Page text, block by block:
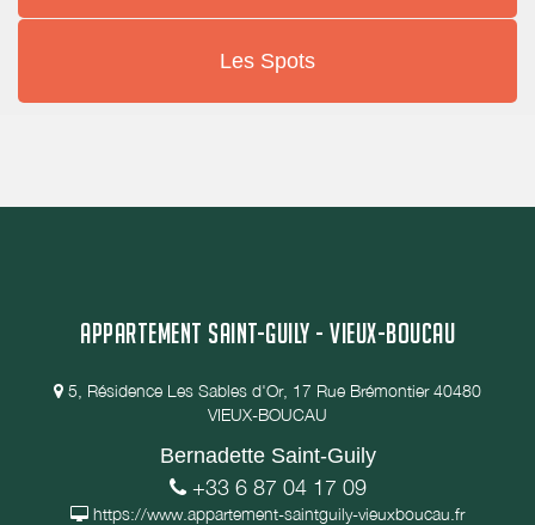
Les Spots
APPARTEMENT SAINT-GUILY - VIEUX-BOUCAU
5, Résidence Les Sables d'Or, 17 Rue Brémontier 40480
VIEUX-BOUCAU
Bernadette Saint-Guily
+33 6 87 04 17 09
https://www.appartement-saintguily-vieuxboucau.fr